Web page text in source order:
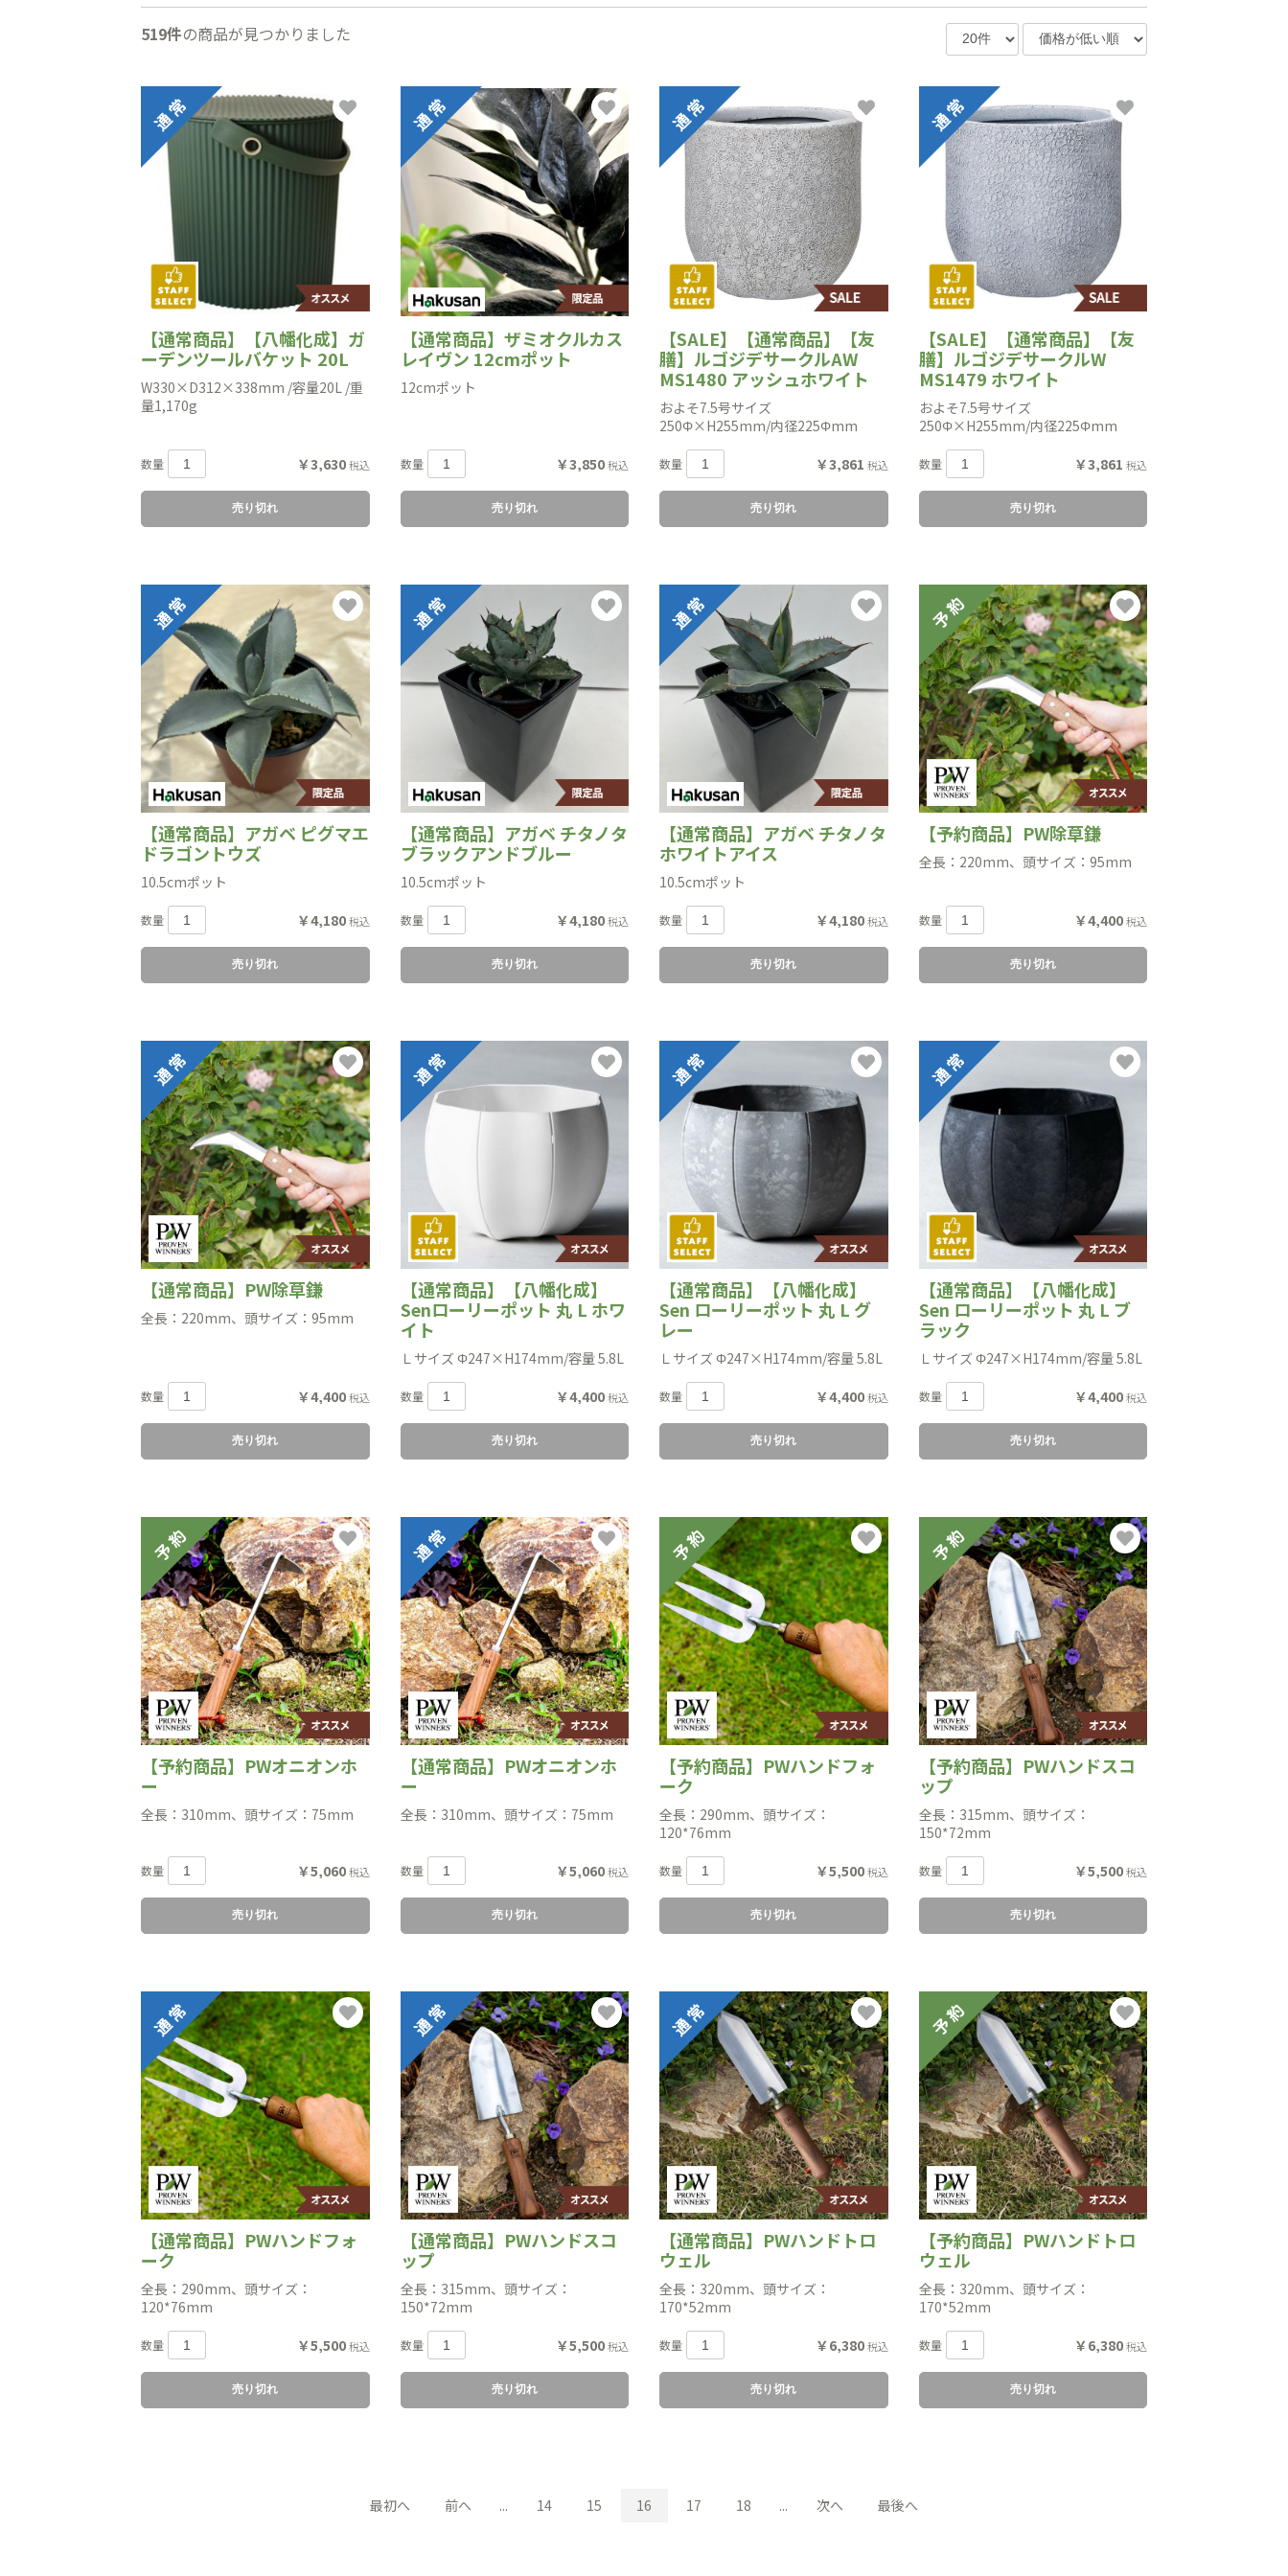
519件の商品が見つかりました
【通常商品】【八幡化成】ガ
ーデンツールバケット 20L
W330×D312×338mm /容量20L /重
量1,170g
数量 ￥3,630 税込
売り切れ
【通常商品】ザミオクルカス
レイヴン 12cmポット
12cmポット
数量 ￥3,850税込
売り切れ
【SALE】【通常商品】【友
膳】ルゴジデサークルAW
MS1480 アッシュホワイト
およそ7.5号サイズ
250Φ×H255mm/内径225Φmm
数量 ￥3,861 税込
売り切れ
【SALE】【通常商品】【友
膳】ルゴジデサークルW
MS1479 ホワイト
およそ7.5号サイズ
250Φ×H255mm/内径225Φmm
数量 ￥3,861 税込
売り切れ
【通常商品】アガベ ピグマエ
ドラゴントウズ
10.5cmポット
数量 ￥4,180 税込
売り切れ
【通常商品】アガベ チタノタ
ブラックアンドブルー
10.5cmポット
数量 ￥4,180税込
売り切れ
【通常商品】アガベ チタノタ
ホワイトアイス
10.5cmポット
数量 ￥4,180 税込
売り切れ
【予約商品】PW除草鎌
全長：220mm、頭サイズ：95mm
数量 ￥4,400税込
売り切れ
【通常商品】PW除草鎌
全長：220mm、頭サイズ：95mm
数量 ￥4,400 税込
売り切れ
【通常商品】【八幡化成】
Senローリーポット 丸 L ホワ
イト
Ｌサイズ Φ247×H174mm/容量 5.8L
数量 ￥4,400税込
売り切れ
【通常商品】【八幡化成】
Sen ローリーポット 丸 L グ
レー
Ｌサイズ Φ247×H174mm/容量 5.8L
数量 ￥4,400 税込
売り切れ
【通常商品】【八幡化成】
Sen ローリーポット 丸 L ブ
ラック
Ｌサイズ Φ247×H174mm/容量 5.8L
数量 ￥4,400税込
売り切れ
【予約商品】PWオニオンホ
ー
全長：310mm、頭サイズ：75mm
数量 ￥5,060 税込
売り切れ
【通常商品】PWオニオンホ
ー
全長：310mm、頭サイズ：75mm
数量 ￥5,060税込
売り切れ
【予約商品】PWハンドフォ
ーク
全長：290mm、頭サイズ：
120*76mm
数量 ￥5,500 税込
売り切れ
【予約商品】PWハンドスコ
ップ
全長：315mm、頭サイズ：
150*72mm
数量 ￥5,500税込
売り切れ
【通常商品】PWハンドフォ
ーク
全長：290mm、頭サイズ：
120*76mm
数量 ￥5,500 税込
売り切れ
【通常商品】PWハンドスコ
ップ
全長：315mm、頭サイズ：
150*72mm
数量 ￥5,500税込
売り切れ
【通常商品】PWハンドトロ
ウェル
全長：320mm、頭サイズ：
170*52mm
数量 ￥6,380 税込
売り切れ
【予約商品】PWハンドトロ
ウェル
全長：320mm、頭サイズ：
170*52mm
数量 ￥6,380税込
売り切れ
最初へ 前へ ... 14 15 16 17 18 ... 次へ 最後へ